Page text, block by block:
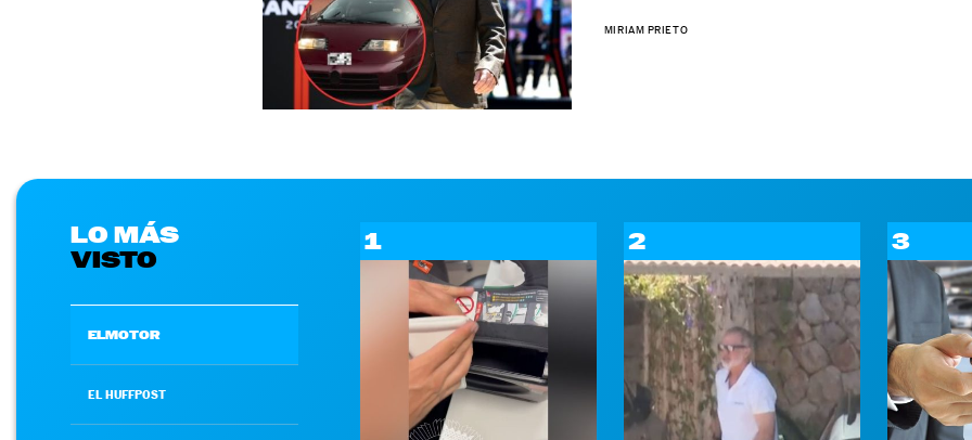
MIRIAM PRIETO
LO MÁS
VISTO
ELMOTOR
EL HUFFPOST
1 2 3